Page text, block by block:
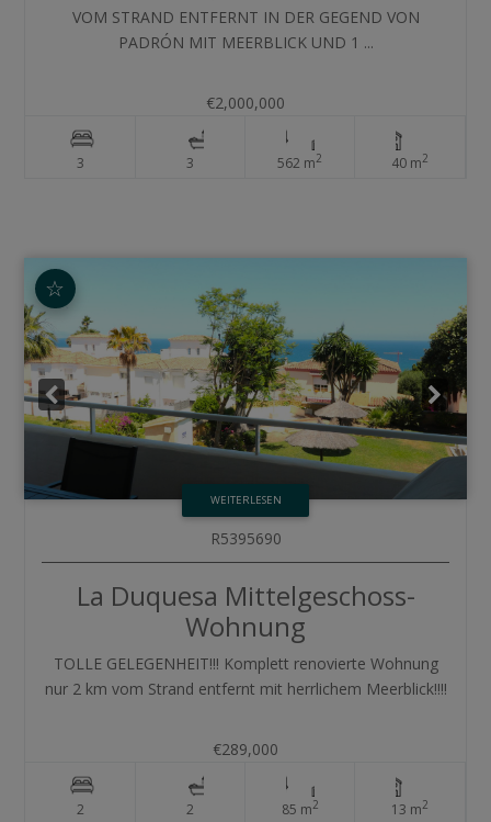
€2,000,000
VOM STRAND ENTFERNT IN DER GEGEND VON
PADRÓN MIT MEERBLICK UND 1 ...
3 3 562 m2 40 m2
☆
WEITERLESEN
€289,000
R5395690
La Duquesa Mittelgeschoss-
Wohnung
TOLLE GELEGENHEIT!!! Komplett renovierte Wohnung
nur 2 km vom Strand entfernt mit herrlichem Meerblick!!!!
2 2 85 m2 13 m2